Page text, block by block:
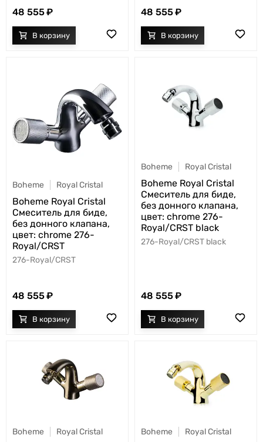
48 555 48 555
Boheme Royal Cristal
Boheme Royal Cristal
Смеситель для биде,
без донного клапана,
цвет: chrome 276-
Royal/CRST
276-Royal/CRST
48 555
Boheme Royal Cristal
Boheme Royal Cristal
Смеситель для биде,
без донного клапана,
цвет: chrome 276-
Royal/CRST black
276-Royal/CRST black
48 555
Boheme Royal Cristal Boheme Royal Cristal